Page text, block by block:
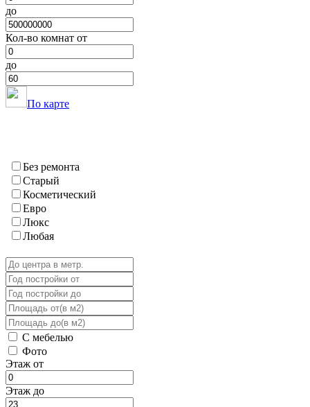
Хамадони
Хурасан
Шаартуз
Шураабад
Яван
ГБАО
Вяндж
Дарваз
Рушан
Хорог
Шугнан
до
Кол-во комнат от
до
По карте
Без ремонта
Старый
Косметический
Евро
Люкс
Любая
С мебелью
Фото
Этаж от
Этаж до